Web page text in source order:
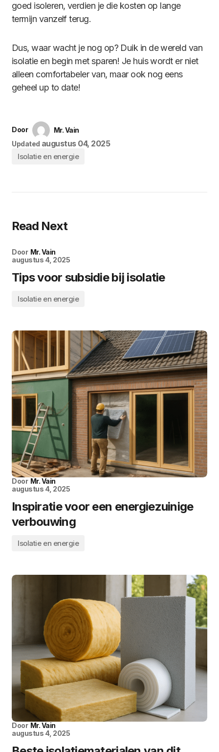
goed isoleren, verdien je die kosten op lange
termijn vanzelf terug.
Dus, waar wacht je nog op? Duik in de wereld van
isolatie en begin met sparen! Je huis wordt er niet
alleen comfortabeler van, maar ook nog eens
geheel up to date!
Door
Mr. Vain
Updated augustus 04, 2025
Isolatie en energie
Read Next
Door Mr. Vain
augustus 4, 2025
Tips voor subsidie bij isolatie
Isolatie en energie
Door Mr. Vain
augustus 4, 2025
Inspiratie voor een energiezuinige
verbouwing
Isolatie en energie
Door Mr. Vain
augustus 4, 2025